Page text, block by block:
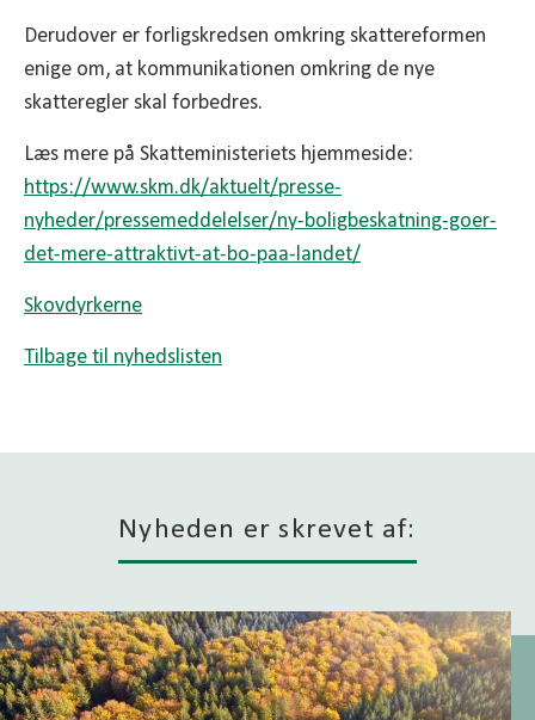
Derudover er forligskredsen omkring skattereformen
enige om, at kommunikationen omkring de nye
skatteregler skal forbedres.
Læs mere på Skatteministeriets hjemmeside:
https://www.skm.dk/aktuelt/presse-
nyheder/pressemeddelelser/ny-boligbeskatning-goer-
det-mere-attraktivt-at-bo-paa-landet/
Skovdyrkerne
Tilbage til nyhedslisten
Nyheden er skrevet af: